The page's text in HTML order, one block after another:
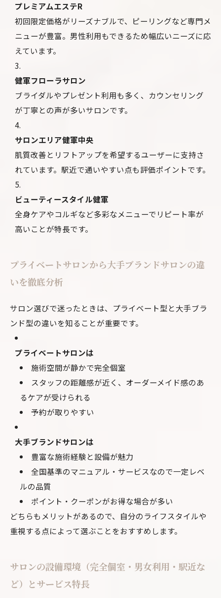
プレミアムエステR
初回限定価格がリーズナブルで、ピーリングなど専門メ
ニューが豊富。男性利用もできるため幅広いニーズに応
えています。
健軍フローラサロン
ブライダルやプレゼント利用も多く、カウンセリング
が丁寧との声が多いサロンです。
サロンエリア健軍中央
肌質改善とリフトアップを希望するユーザーに支持さ
れています。駅近で通いやすい点も評価ポイントです。
ビューティースタイル健軍
全身ケアやコルギなど多彩なメニューでリピート率が
高いことが特長です。
プライベートサロンから大手ブランドサロンの違
いを徹底分析
サロン選びで迷ったときは、プライベート型と大手ブラ
ンド型の違いを知ることが重要です。
プライベートサロンは
施術空間が静かで完全個室
スタッフの距離感が近く、オーダーメイド感のあ
るケアが受けられる
予約が取りやすい
大手ブランドサロンは
豊富な施術経験と設備が魅力
全国基準のマニュアル・サービスなので一定レベ
ルの品質
ポイント・クーポンがお得な場合が多い
どちらもメリットがあるので、自分のライフスタイルや
重視する点によって選ぶことをおすすめします。
サロンの設備環境（完全個室・男女利用・駅近な
ど）とサービス特長